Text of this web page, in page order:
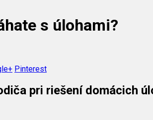
s úlohami?
Pinterest
pri riešení domácich